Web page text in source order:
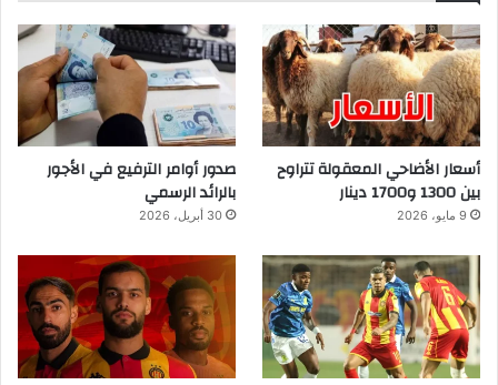
أسعار الأضاحي المعقولة تتراوح
بين 1300 و1700 دينار
9 مايو، 2026
صدور أوامر الترفيع في الأجور
بالرائد الرسمي
30 أبريل، 2026